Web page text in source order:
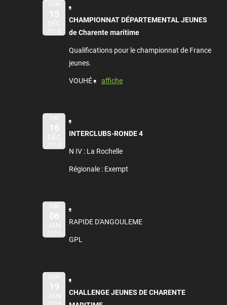
SAM
15
DÉC
2018
CHAMPIONNAT DÉPARTEMENTAL JEUNES
de Charente maritime
Qualifications pour le championnat de France
jeunes.
VOUHÉ affiche
DIM
16
DÉC
2018
INTERCLUBS-RONDE 4
N IV : La Rochelle
Régionale : Exempt
DIM
06
JAN
2019
RAPIDE D'ANGOULEME
GPL
SAM
19
JAN
CHALLENGE JEUNES DE CHARENTE